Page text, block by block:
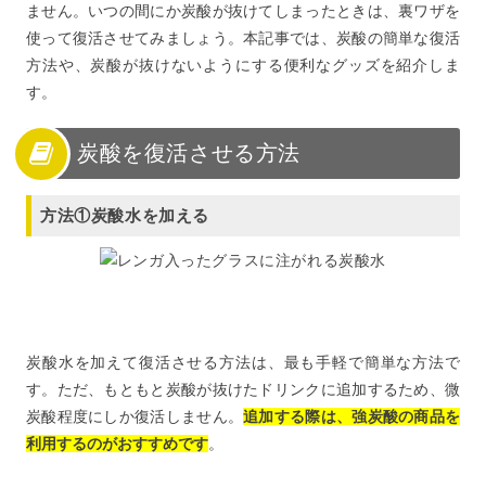
ません。いつの間にか炭酸が抜けてしまったときは、裏ワザを
使って復活させてみましょう。本記事では、炭酸の簡単な復活
方法や、炭酸が抜けないようにする便利なグッズを紹介しま
す。
炭酸を復活させる方法
方法①炭酸水を加える
炭酸水を加えて復活させる方法は、最も手軽で簡単な方法で
す。ただ、もともと炭酸が抜けたドリンクに追加するため、微
炭酸程度にしか復活しません。追加する際は、強炭酸の商品を
利用するのがおすすめです。